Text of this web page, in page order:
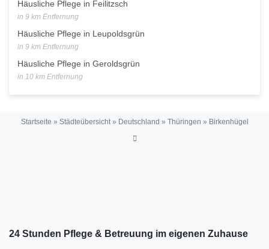
Häusliche Pflege in Feilitzsch
in 9 km Entfernung
Häusliche Pflege in Leupoldsgrün
in 9 km Entfernung
Häusliche Pflege in Geroldsgrün
in 10 km Entfernung
Startseite » Städteübersicht» Deutschland » Thüringen » Birkenhügel
24 Stunden Pflege & Betreuung im eigenen Zuhause